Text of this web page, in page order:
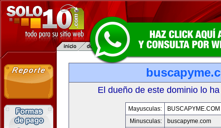
El dueño de este dominio lo
Mayusculas:
BUSCAPYME.COM
Minusculas:
buscapyme.com